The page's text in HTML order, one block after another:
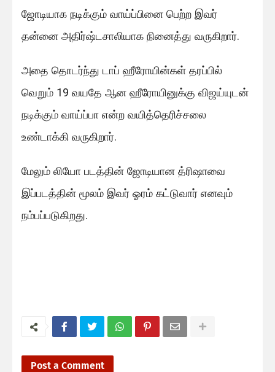
ஜோடியாக நடிக்கும் வாய்ப்பினை பெற்ற இவர்
தன்னை அதிர்ஷ்டசாலியாக நினைத்து வருகிறார்.
அதை தொடர்ந்து டாப் ஹீரோயின்கள் தரப்பில்
வெறும் 19 வயதே ஆன ஹீரோயினுக்கு விஜய்யுடன்
நடிக்கும் வாய்ப்பா என்ற வயித்தெரிச்சலை
உண்டாக்கி வருகிறார்.
மேலும் லியோ படத்தின் ஜோடியான த்ரிஷாவை
இப்படத்தின் மூலம் இவர் ஓரம் கட்டுவார் எனவும்
நம்பப்படுகிறது.
Post a Comment